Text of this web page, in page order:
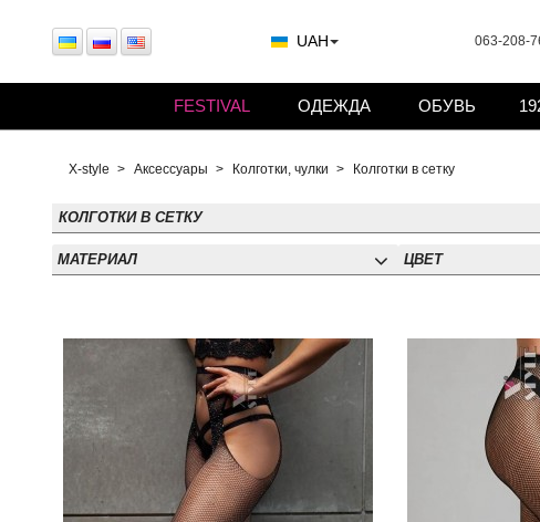
UAH 063-208-
X-style Аксессуары Колготки, чулки Колготки в сетку
КОЛГОТКИ В СЕТКУ
МАТЕРИАЛ ЦВЕТ
FESTIVAL ОДЕЖДА ОБУВЬ